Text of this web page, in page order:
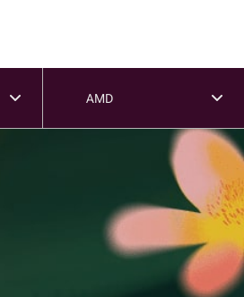
AMD